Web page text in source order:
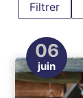
06
juin